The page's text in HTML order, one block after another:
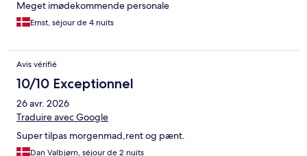
Meget imødekommende personale
Ernst, séjour de 4 nuits
Avis vérifié
10/10 Exceptionnel
26 avr. 2026
Traduire avec Google
Super tilpas morgenmad,rent og pænt.
Dan Valbjørn, séjour de 2 nuits